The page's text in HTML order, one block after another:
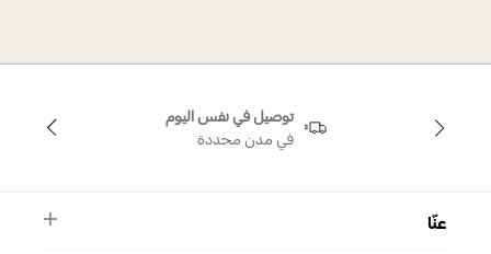
كونستيلا بلون ذهبي
توصيل في نفس اليوم
في مدن محددة
عنّا